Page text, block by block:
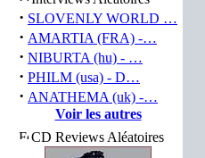
· SLOVENLY WORLD …
· AMARTIA (FRA) -…
· NIBURTA (hu) - …
· PHILM (usa) - D…
· ANATHEMA (uk) -…
Voir les autres
CD Reviews Aléatoires